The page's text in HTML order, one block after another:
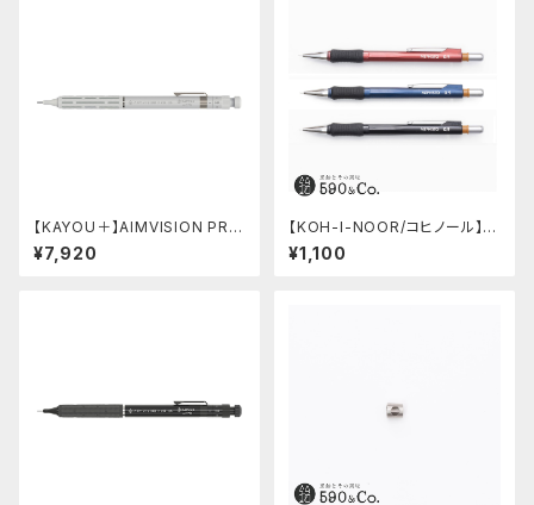
【KAYOU＋】AIMVISION PR
O/エイムビジョンプロ (スノー
ホワイト)
¥7,920
【KOH-I-NOOR/コヒノール】M
ephisto profi 5035シャープ
ペンシル(0.5mm)
¥1,100